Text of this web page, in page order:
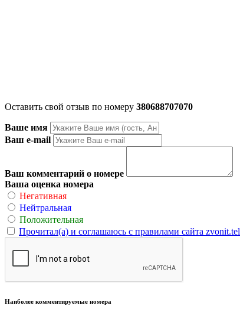
Оставить свой отзыв по номеру 380688707070
Ваше имя
Ваш e-mail
Ваш комментарий о номере
Ваша оценка номера
Негативная
Нейтральная
Положительная
Прочитал(а) и соглашаюсь с правилами сайта zvonit.tel
Наиболее комментируемые номера